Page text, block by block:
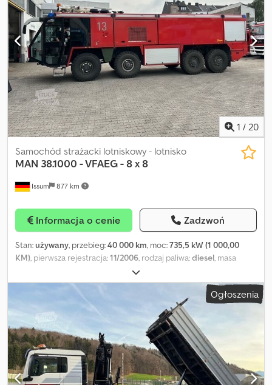
1 / 20
Issum 877 km
Samochód strażacki lotniskowy - lotnisko
MAN 38.1000 - VFAEG - 8 x 8
Informacja o cenie Zadzwoń
Stan:używany, przebieg:40 000 km, moc:735,5 kW (1 000,00
KM), pierwsza rejestracja:11/2006, rodzaj paliwa:diesel, masa
, konfiguracja osi:
budowy:2006, Wyposażenie:airbag, dodatkowe reflektory,
klimatyzacja, napęd na wszystkie koła, ogrzewanie postojowe,
pełna historia serwisowa, wspomaganie układu kierowniczego
Lotniskowy samochód gaśniczy, MAN z zabudową Z 8 – firma
ZIEGLER Gotowy do użycia Djdpfew Hk U Sox Aazekr
Ogłoszenia